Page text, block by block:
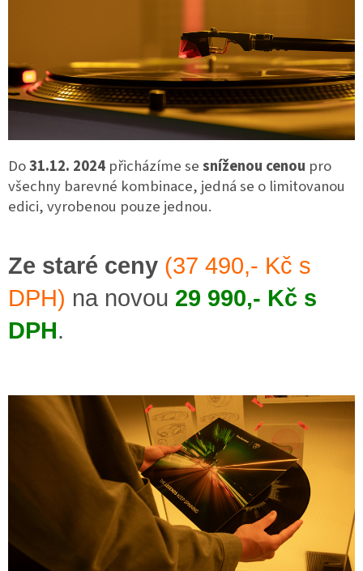
Do31.12. 2024 přicházíme sesníženou cenou pro
všechny barevné kombinace, jedná se o limitovanou
edici, vyrobenou pouze jednou.
Ze staré ceny (37 490,- Kč s
DPH) na novou 29 990,- Kč s
DPH.